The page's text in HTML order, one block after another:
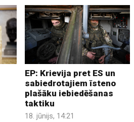
EP: Krievija pret ES un
sabiedrotajiem īsteno
plašāku iebiedēšanas
taktiku
18. jūnijs, 14:21